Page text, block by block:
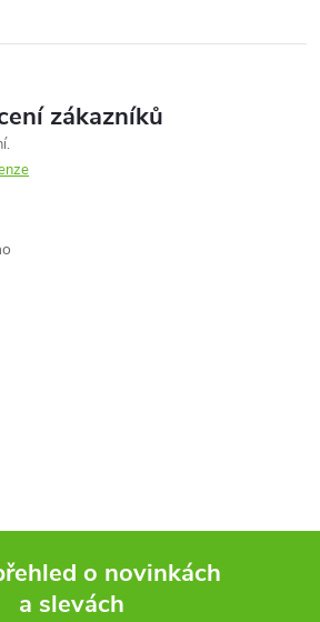
zákazníků
o novinkách
a slevách